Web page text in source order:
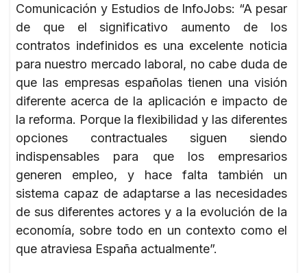
Comunicación y Estudios de InfoJobs: “A pesar
de que el significativo aumento de los
contratos indefinidos es una excelente noticia
para nuestro mercado laboral, no cabe duda de
que las empresas españolas tienen una visión
diferente acerca de la aplicación e impacto de
la reforma. Porque la flexibilidad y las diferentes
opciones contractuales siguen siendo
indispensables para que los empresarios
generen empleo, y hace falta también un
sistema capaz de adaptarse a las necesidades
de sus diferentes actores y a la evolución de la
economía, sobre todo en un contexto como el
que atraviesa España actualmente”.